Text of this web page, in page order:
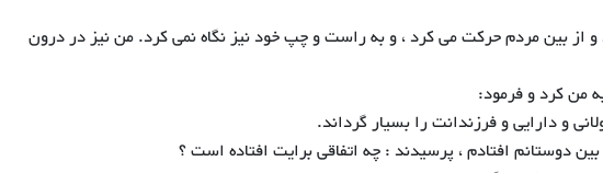
از بین مردم حرکت می کرد ، و به راست و چپ خود نیز نگاه نمی کرد. من نیز در درون
من کرد و فرمود:
و دارایی و فرزندانت را بسیار گرداند.
دوستانم افتادم ، پرسیدند : چه اتفاقی برایت افتاده است ؟